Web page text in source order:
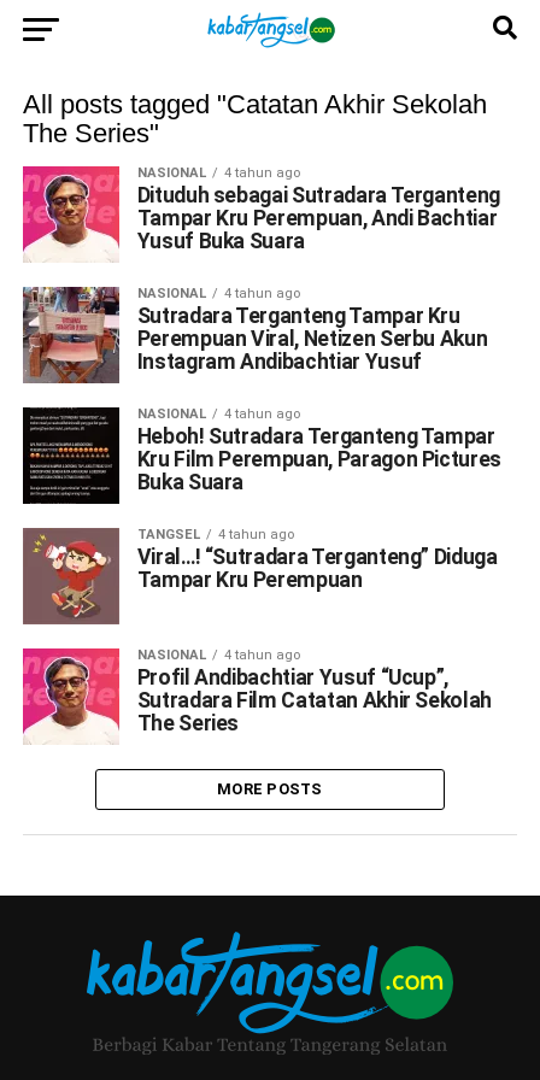
All posts tagged "Catatan Akhir Sekolah
The Series"
NASIONAL 4 tahun ago
Dituduh sebagai Sutradara Terganteng
Tampar Kru Perempuan, Andi Bachtiar
Yusuf Buka Suara
NASIONAL 4 tahun ago
Sutradara Terganteng Tampar Kru
Perempuan Viral, Netizen Serbu Akun
Instagram Andibachtiar Yusuf
NASIONAL 4 tahun ago
Heboh! Sutradara Terganteng Tampar
Kru Film Perempuan, Paragon Pictures
Buka Suara
TANGSEL 4 tahun ago
Viral…! “Sutradara Terganteng” Diduga
Tampar Kru Perempuan
NASIONAL 4 tahun ago
Profil Andibachtiar Yusuf “Ucup”,
Sutradara Film Catatan Akhir Sekolah
The Series
MORE POSTS